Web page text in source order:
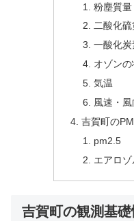
粉塵質量
二酸化
一酸化
オゾンの
気温
風速・風
吉賀町の
pm2.5
エアロ
吉賀町の観測基礎